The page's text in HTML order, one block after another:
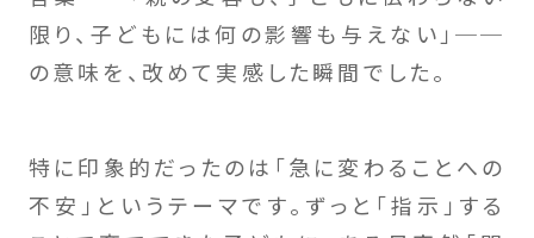
限り、子どもには何の影響も与えない」──
の意味を、改めて実感した瞬間でした。
特に印象的だったのは「急に変わることへの
不安」というテーマです。ずっと「指示」する